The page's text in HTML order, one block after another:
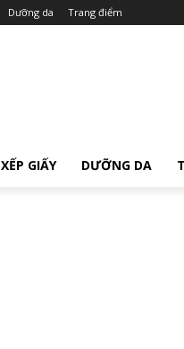
Dưỡng da Trang điểm
XẾP GIẤY DƯỠNG DA